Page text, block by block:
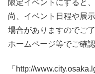
限定イベントにすると
尚、イベント日程や展
場合がありますのでご
ホームページ等でご確
「http://